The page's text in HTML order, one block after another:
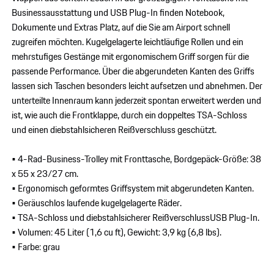
Businessausstattung und USB Plug-In finden Notebook,
Dokumente und Extras Platz, auf die Sie am Airport schnell
zugreifen möchten. Kugelgelagerte leichtläufige Rollen und ein
mehrstufiges Gestänge mit ergonomischem Griff sorgen für die
passende Performance. Über die abgerundeten Kanten des Griffs
lassen sich Taschen besonders leicht aufsetzen und abnehmen. Der
unterteilte Innenraum kann jederzeit spontan erweitert werden und
ist, wie auch die Frontklappe, durch ein doppeltes TSA-Schloss
und einen diebstahlsicheren Reißverschluss geschützt.
• 4-Rad-Business-Trolley mit Fronttasche, Bordgepäck-Größe: 38
x 55 x 23/27 cm.
• Ergonomisch geformtes Griffsystem mit abgerundeten Kanten.
• Geräuschlos laufende kugelgelagerte Räder.
• TSA-Schloss und diebstahlsicherer ReißverschlussUSB Plug-In.
• Volumen: 45 Liter (1,6 cu ft), Gewicht: 3,9 kg (6,8 lbs).
• Farbe: grau